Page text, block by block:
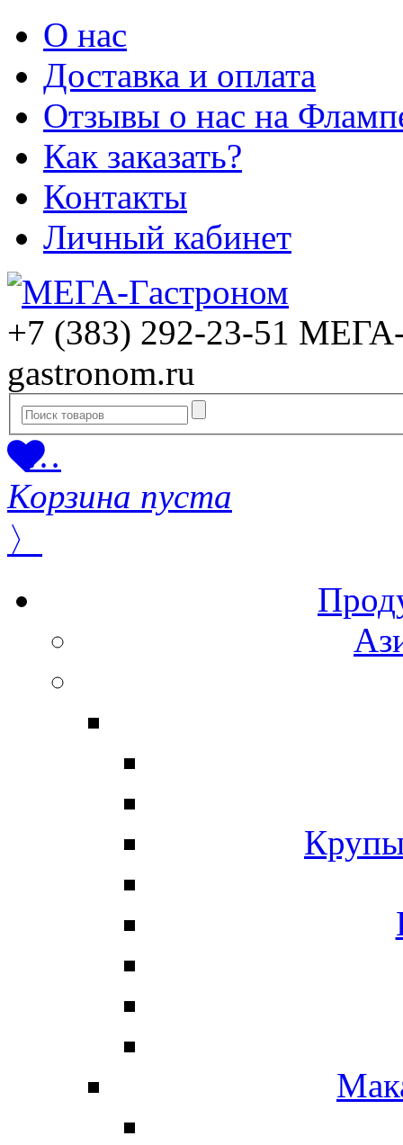
О нас
Доставка и оплата
Отзывы о нас на
Как заказать?
Контакты
Личный кабинет
+7 (383) 292-23-51 МЕГА-
gastronom.ru
…
Корзина пуста
〉